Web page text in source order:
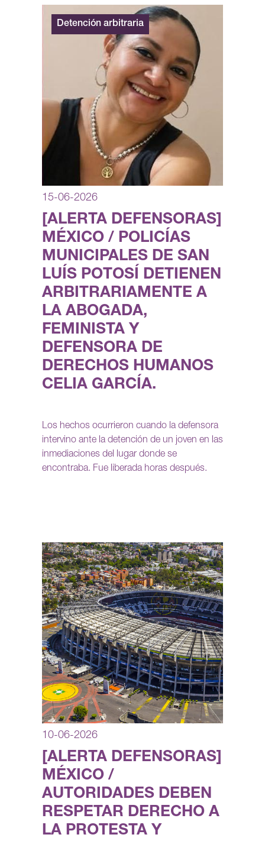
Detención arbitraria
15-06-2026
[ALERTA DEFENSORAS]
MÉXICO / POLICÍAS
MUNICIPALES DE SAN
LUÍS POTOSÍ DETIENEN
ARBITRARIAMENTE A
LA ABOGADA,
FEMINISTA Y
DEFENSORA DE
DERECHOS HUMANOS
CELIA GARCÍA.
Los hechos ocurrieron cuando la defensora
intervino ante la detención de un joven en las
inmediaciones del lugar donde se
encontraba. Fue liberada horas después.
10-06-2026
[ALERTA DEFENSORAS]
MÉXICO /
AUTORIDADES DEBEN
RESPETAR DERECHO A
LA PROTESTA Y